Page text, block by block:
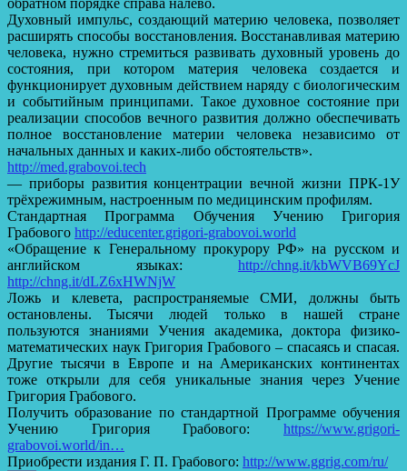
обратном порядке справа налево.
Духовный импульс, создающий материю человека, позволяет
расширять способы восстановления. Восстанавливая материю
человека, нужно стремиться развивать духовный уровень до
состояния, при котором материя человека создается и
функционирует духовным действием наряду с биологическим
и событийным принципами. Такое духовное состояние при
реализации способов вечного развития должно обеспечивать
полное восстановление материи человека независимо от
начальных данных и каких-либо обстоятельств».
http://med.grabovoi.tech
— приборы развития концентрации вечной жизни ПРК-1У
трёхрежимным, настроенным по медицинским профилям.
Стандартная Программа Обучения Учению Григория
Грабового http://educenter.grigori-grabovoi.world
«Обращение к Генеральному прокурору РФ» на русском и
английском языках: http://chng.it/kbWVB69YcJ
http://chng.it/dLZ6xHWNjW
Ложь и клевета, распространяемые СМИ, должны быть
остановлены. Тысячи людей только в нашей стране
пользуются знаниями Учения академика, доктора физико-
математических наук Григория Грабового – спасаясь и спасая.
Другие тысячи в Европе и на Американских континентах
тоже открыли для себя уникальные знания через Учение
Григория Грабового.
Получить образование по стандартной Программе обучения
Учению Григория Грабового: https://www.grigori-
grabovoi.world/in…
Приобрести издания Г. П. Грабового: http://www.ggrig.com/ru/